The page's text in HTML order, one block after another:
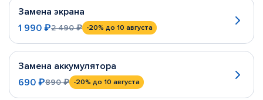
Замена экрана
1 990 ₽2 490 ₽ -20% до 10 августа
Замена аккумулятора
690 ₽890 ₽ -20% до 10 августа